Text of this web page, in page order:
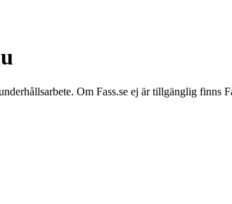
Om Fass.se ej är tillgänglig finns